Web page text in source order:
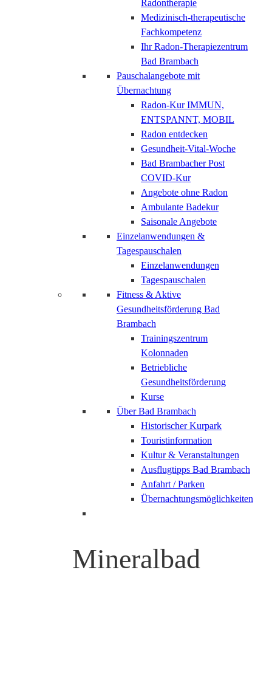
Radontherapie
Medizinisch-therapeutische
Fachkompetenz
Ihr Radon-Therapiezentrum
Bad Brambach
Pauschalangebote mit
Übernachtung
Radon-Kur IMMUN,
ENTSPANNT, MOBIL
Radon entdecken
Gesundheit-Vital-Woche
Bad Brambacher Post
COVID-Kur
Angebote ohne Radon
Ambulante Badekur
Saisonale Angebote
Einzelanwendungen &
Tagespauschalen
Einzelanwendungen
Tagespauschalen
Fitness & Aktive
Gesundheitsförderung Bad
Brambach
Trainingszentrum
Kolonnaden
Betriebliche
Gesundheitsförderung
Kurse
Über Bad Brambach
Historischer Kurpark
Touristinformation
Kultur & Veranstaltungen
Ausflugtipps Bad Brambach
Anfahrt / Parken
Übernachtungsmöglichkeiten
Mineralbad